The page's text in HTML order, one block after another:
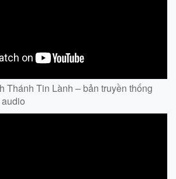
Thánh Tin Lành – bản truyền thống